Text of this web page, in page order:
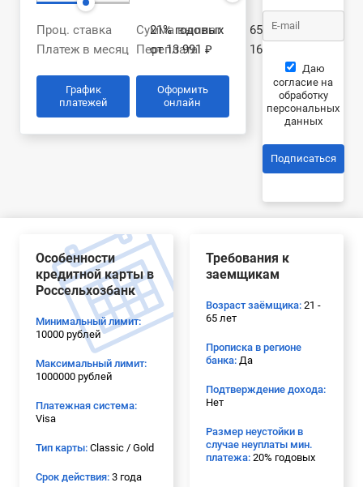
Проц. ставка
21% годовых
Платеж в месяц
от 13 991 ₽
Сумма выплат
655 259 ₽
Переплата
160 259 ₽
График
платежей
Оформить
онлайн
Даю
согласие на
обработку
персональных
данных
Подписаться
Особенности
кредитной карты в
Россельхозбанк
Минимальный лимит:
10000 рублей
Максимальный лимит:
1000000 рублей
Платежная система:
Visa
Тип карты: Classic / Gold
Срок действия: 3 года
Требования к
заемщикам
Возраст заёмщика: 21 -
65 лет
Прописка в регионе
банка: Да
Подтверждение дохода:
Нет
Размер неустойки в
случае неуплаты мин.
платежа: 20% годовых